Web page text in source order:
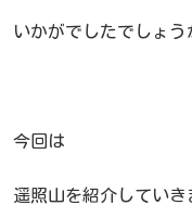
いかがでしたでしょ
今回は
遥照山を紹介していき